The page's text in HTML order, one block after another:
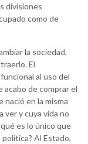
divisiones
como de
la sociedad,
El
al uso del
acabo de comprar el
nació en la misma
ver y cuya vida no
es lo único que
Al Estado,